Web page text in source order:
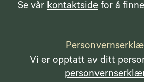
Se vår kontaktside for å
Vi er opptatt av ditt